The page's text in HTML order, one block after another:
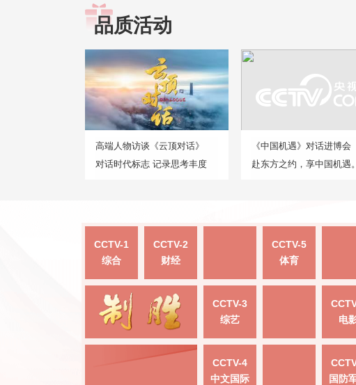
品质活动
高端人物访谈《云顶对话》
对话时代标志 记录思考丰度
《中国机遇》对话进博会
赴东方之约，享中国机遇。
CCTV-1
综合
CCTV-2
财经
CCTV-5
体育
CCTV-3
综艺
电
CCTV-4
中文国际
国防